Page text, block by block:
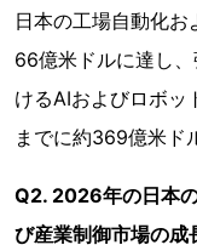
日本の工場自動化
66億米ドルに達し
けるAIおよびロボ
までに約369億米ド
Q2. 2026年の日本
び産業制御市場の成